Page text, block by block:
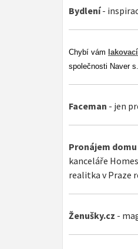
Bydlení-
Chybí vám
společnosti Naver
Faceman - jen
Pronájem domu
kanceláře
realitka v Praze
Ženušky.cz -